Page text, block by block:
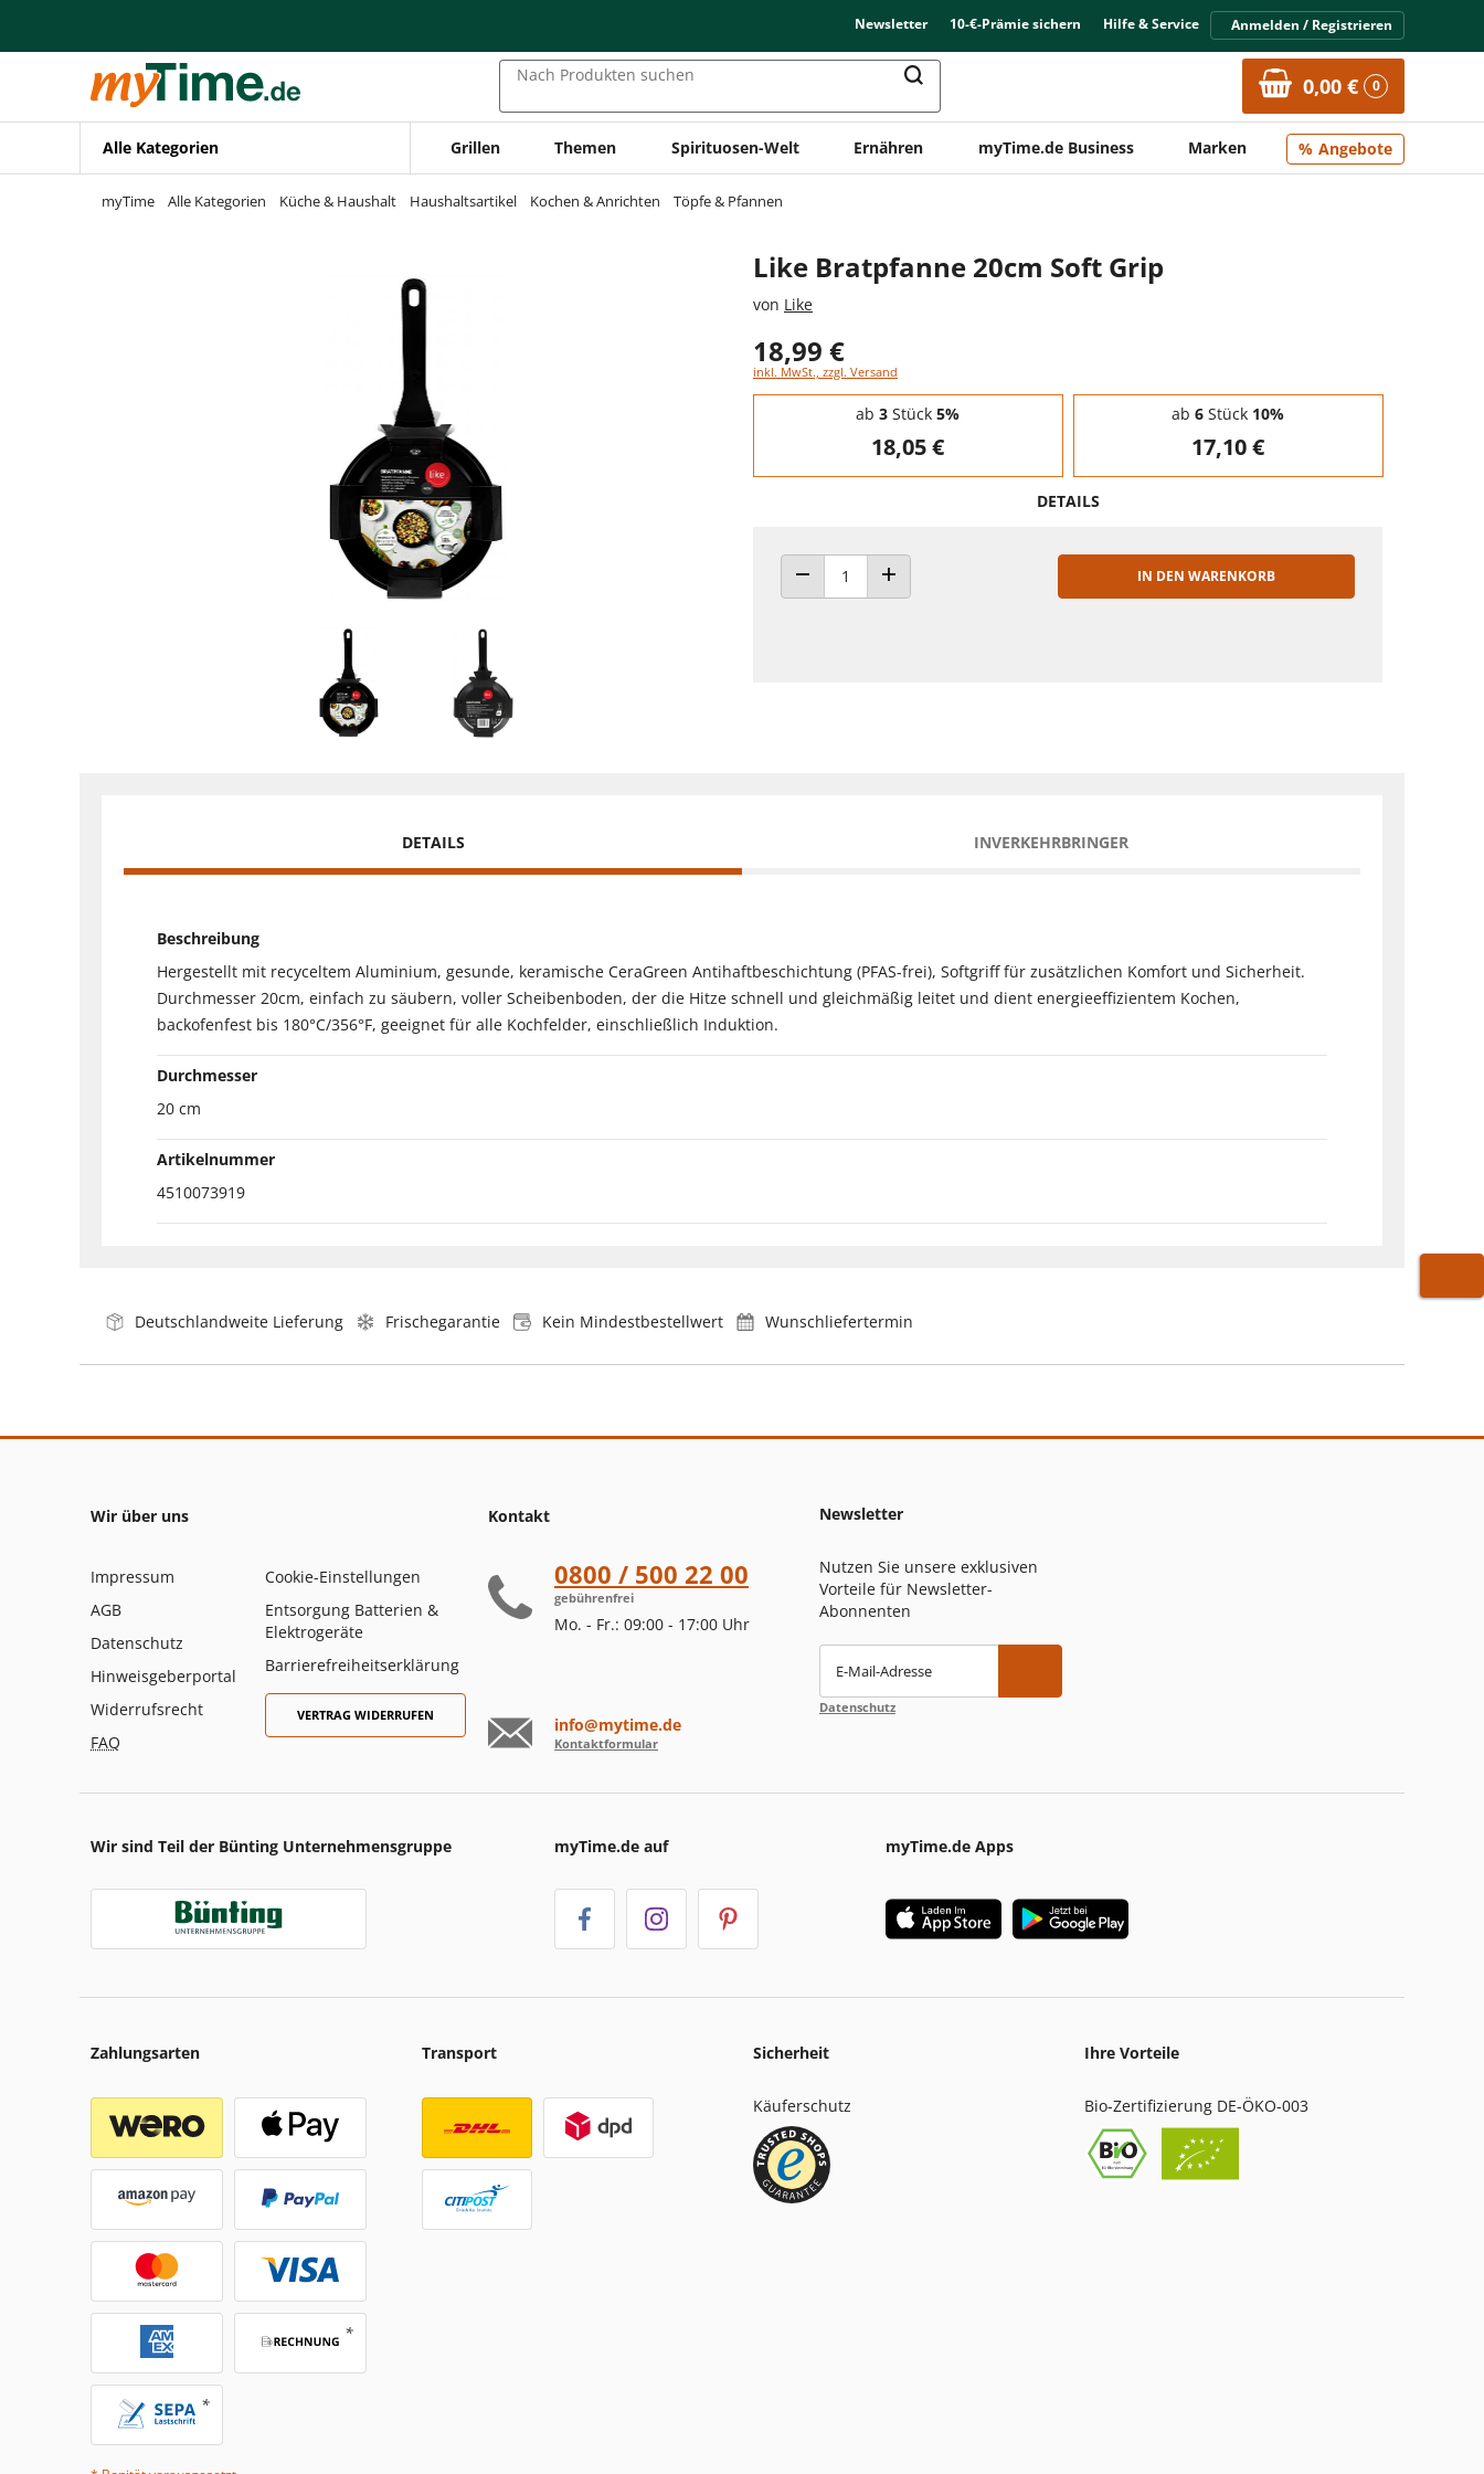
Zur Navigation springen
Zur Suche springen
Newsletter 10-€-Prämie sichern Hilfe & Service Anmelden / Registrieren
Nach Produkten suchen 0,00 € 0
Alle Kategorien Grillen Themen Spirituosen-Welt Ernähren myTime.de Business Marken Angebote
myTime Alle Kategorien Küche & Haushalt Haushaltsartikel Kochen & Anrichten Töpfe & Pfannen
Like Bratpfanne 20cm Soft Grip
von Like
18,99 €
inkl. MwSt., zzgl. Versand
Staffelpreise - Mengenrabatt
ab 3 Stück 5%
18,05 €
ab 6 Stück 10%
17,10 €
DETAILS
ANZAHL VERRINGERNANZAHL ERHÖHEN
IN DEN WARENKORB
DETAILS INVERKEHRBRINGER
Beschreibung
Hergestellt mit recyceltem Aluminium, gesunde, keramische CeraGreen Antihaftbeschichtung (PFAS-frei), Softgriff für zusätzlichen Komfort und Sicherheit.
Durchmesser 20cm, einfach zu säubern, voller Scheibenboden, der die Hitze schnell und gleichmäßig leitet und dient energieeffizientem Kochen,
backofenfest bis 180°C/356°F, geeignet für alle Kochfelder, einschließlich Induktion.
Durchmesser
20 cm
Artikelnummer
4510073919
Deutschlandweite Lieferung Frischegarantie Kein Mindestbestellwert Wunschliefertermin
Wir über uns
Impressum
AGB
Datenschutz
Hinweisgeberportal
Widerrufsrecht
FAQ
Cookie-Einstellungen
Entsorgung Batterien &
Elektrogeräte
Barrierefreiheitserklärung
VERTRAG WIDERRUFEN
Kontakt
0800 / 500 22 00
gebührenfrei
Mo. - Fr.: 09:00 - 17:00 Uhr
info@mytime.de
Kontaktformular
Newsletter
Nutzen Sie unsere exklusiven
Vorteile für Newsletter-
Abonnenten
E-Mail-Adresse
Datenschutz
Wir sind Teil der Bünting Unternehmensgruppe myTime.de auf myTime.de Apps
Zahlungsarten Transport Sicherheit
Käuferschutz
Ihre Vorteile
Bio-Zertifizierung DE-ÖKO-003